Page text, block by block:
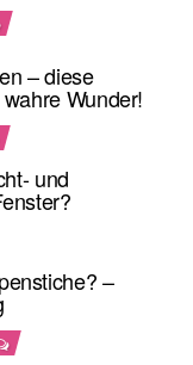
– diese
Wunder!
und
–